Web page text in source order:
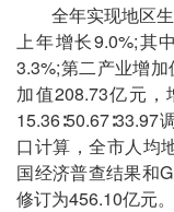
全年实现地区生
上年增长9.0%;其
3.3%;第二产业增
加值208.73亿元
口计算，全市人均
国经济普查结果和
修订为456.10亿元。